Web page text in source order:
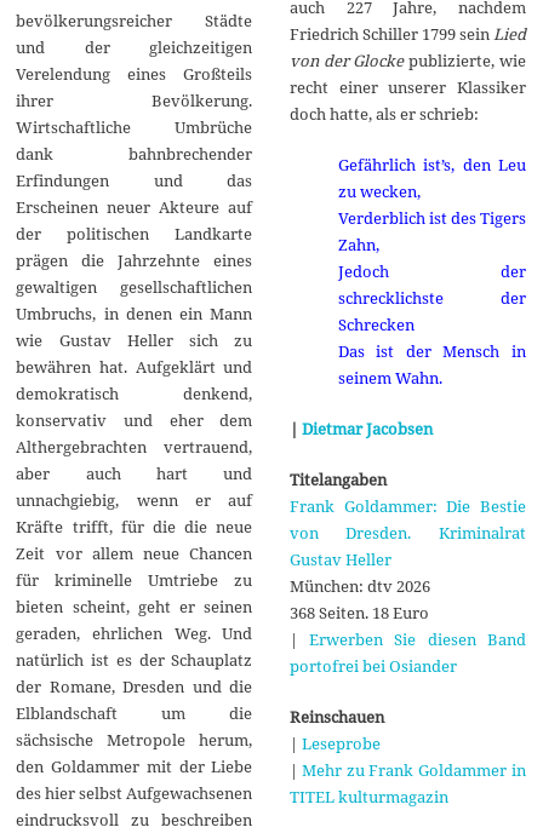
bevölkerungsreicher Städte
und der gleichzeitigen
Verelendung eines Großteils
ihrer Bevölkerung.
Wirtschaftliche Umbrüche
dank bahnbrechender
Erfindungen und das
Erscheinen neuer Akteure auf
der politischen Landkarte
prägen die Jahrzehnte eines
gewaltigen gesellschaftlichen
Umbruchs, in denen ein Mann
wie Gustav Heller sich zu
bewähren hat. Aufgeklärt und
demokratisch denkend,
konservativ und eher dem
Althergebrachten vertrauend,
aber auch hart und
unnachgiebig, wenn er auf
Kräfte trifft, für die die neue
Zeit vor allem neue Chancen
für kriminelle Umtriebe zu
bieten scheint, geht er seinen
geraden, ehrlichen Weg. Und
natürlich ist es der Schauplatz
der Romane, Dresden und die
Elblandschaft um die
sächsische Metropole herum,
den Goldammer mit der Liebe
des hier selbst Aufgewachsenen
eindrucksvoll zu beschreiben
auch 227 Jahre, nachdem
Friedrich Schiller 1799 sein Lied
von der Glockepublizierte, wie
recht einer unserer Klassiker
doch hatte, als er schrieb:
Gefährlich ist’s, den Leu
zu wecken,
Verderblich ist des Tigers
Zahn,
Jedoch der
schrecklichste der
Schrecken
Das ist der Mensch in
seinem Wahn.
| Dietmar Jacobsen
Titelangaben
Frank Goldammer: Die Bestie
von Dresden. Kriminalrat
Gustav Heller
München: dtv 2026
368 Seiten. 18 Euro
| Erwerben Sie diesen Band
portofrei bei Osiander
Reinschauen
| Leseprobe
| Mehr zu Frank Goldammer in
TITEL kulturmagazin